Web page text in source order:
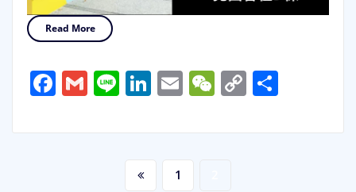
Read More
Facebook
Gmail
LineLinkedIn
Email
WeChat
Copy
分
1